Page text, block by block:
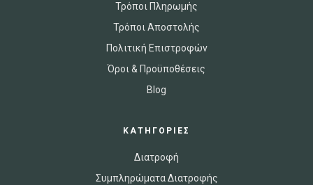
Τρόποι Πληρωμής
Τρόποι Αποστολής
Πολιτική Επιστροφών
Όροι & Προϋποθέσεις
Blog
ΚΑΤΗΓΟΡΙΕΣ
Διατροφή
Συμπληρώματα Διατροφής